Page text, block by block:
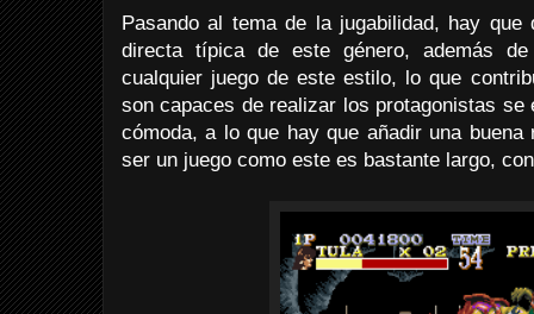
Pasando al tema de la jugabilidad, hay
directa típica de este género, además
cualquier juego de este estilo, lo que
son capaces de realizar los protagonistas
cómoda, a lo que hay que añadir una
ser un juego como este es bastante largo,